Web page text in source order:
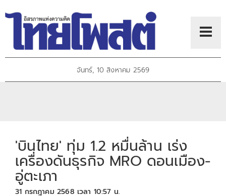
จันทร์, 10 สิงหาคม 2569
'บินไทย' ทุ่ม 1.2 หมื่นล้าน เร่ง
เครื่องดันธุรกิจ MRO ดอนเมือง-
อู่ตะเภา
31 กรกฎาคม 2568 เวลา 10:57 น.